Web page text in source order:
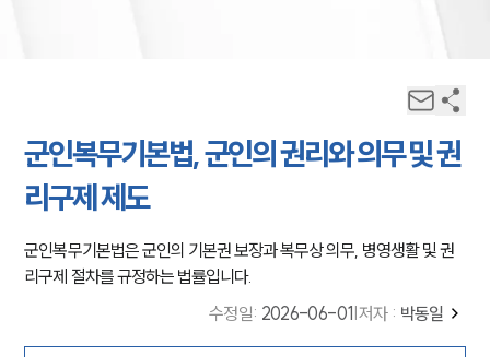
군인복무기본법, 군인의 권리와 의무 및 권
리구제 제도
군인복무기본법은 군인의 기본권 보장과 복무상 의무, 병영생활 및 권
리구제 절차를 규정하는 법률입니다.
수정일: 2026-06-01 저자 : 박동일